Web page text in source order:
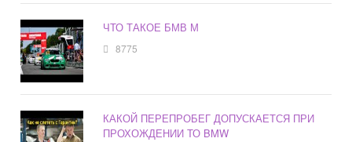
ЧТО ТАКОЕ БМВ М
8775
КАКОЙ ПЕРЕПРОБЕГ ДОПУСКАЕТСЯ ПРИ
ПРОХОЖДЕНИИ ТО BMW